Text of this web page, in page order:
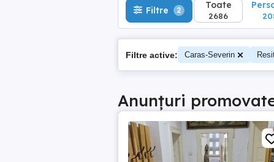
Filtre 2 Toate
2686
Filtre active: Caras-Severin
Anunțuri